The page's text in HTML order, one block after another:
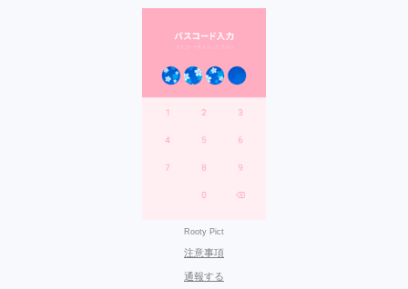
Rooty Pict
注意事項
通報する